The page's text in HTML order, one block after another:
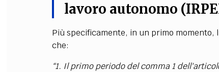
lavoro autonomo
Più specificamente, in un primo momento,
che:
“1. Il primo periodo del comma 1